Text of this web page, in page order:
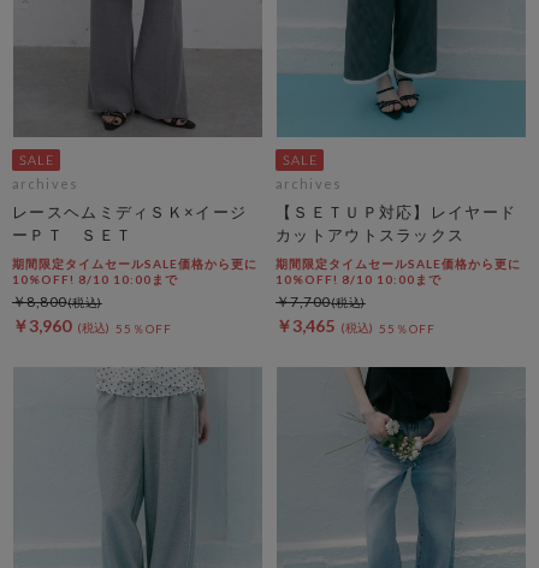
archives
レースヘムミディＳＫ×イージ
ーＰＴ ＳＥＴ
期間限定タイムセールSALE価格から更に
10%OFF! 8/10 10:00まで
￥3,960 55％OFF
￥8,800
archives
【ＳＥＴＵＰ対応】レイヤード
カットアウトスラックス
期間限定タイムセールSALE価格から更に
10%OFF! 8/10 10:00まで
￥3,465 55％OFF
￥7,700